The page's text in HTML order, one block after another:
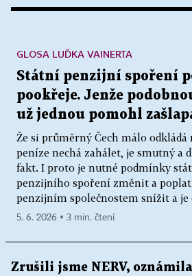
Státní penzijní spoření
pookřeje. Jenže
už jednou pomohl
Že si průměrný Čech málo odkládá
peníze nechá zahálet, je smutný a
fakt. I proto je nutné podmínky
penzijního spoření změnit a
penzijním společnostem snížit a je
GLOSA LUĎKA VAINERTA
5. 6. 2026 ▪ 3 min. čtení
Zrušili jsme NERV,